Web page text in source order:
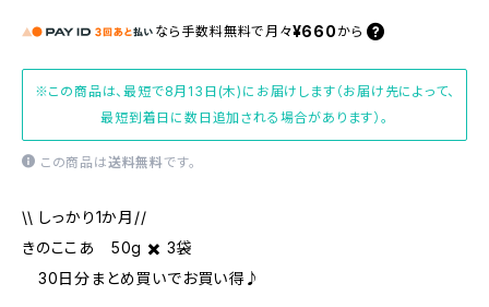
なら 手数料無料で 月々¥660 から
※この商品は、最短で8月13日(木)にお届けします（お届け先によって、
最短到着日に数日追加される場合があります）。
この商品は送料無料です。
\\ しっかり1か月//
きのここあ 50g ✖️ 3袋
30日分まとめ買いでお買い得♪